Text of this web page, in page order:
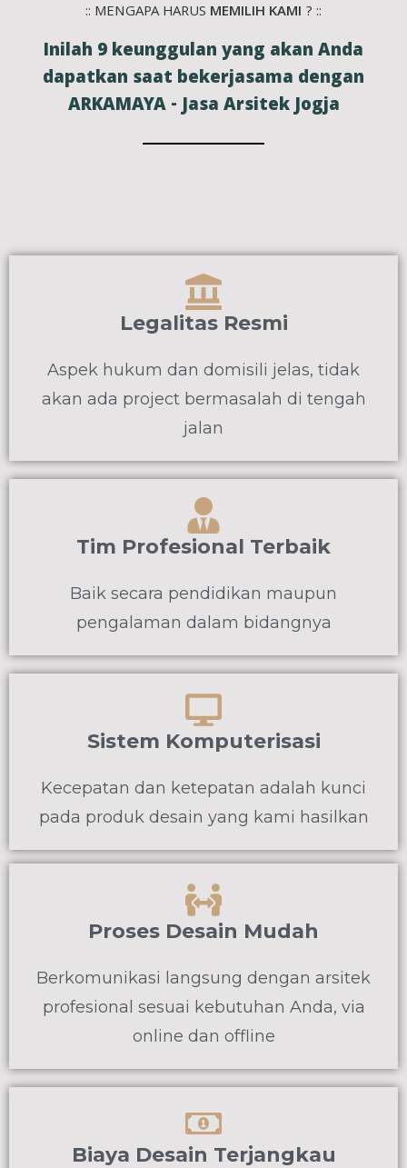
:: MENGAPA HARUS MEMILIH KAMI ? ::
Inilah 9 keunggulan yang akan Anda
dapatkan saat bekerjasama dengan
ARKAMAYA - Jasa Arsitek Jogja
Legalitas Resmi
Aspek hukum dan domisili jelas, tidak
akan ada project bermasalah di tengah
jalan
Tim Profesional Terbaik
Baik secara pendidikan maupun
pengalaman dalam bidangnya
Sistem Komputerisasi
Kecepatan dan ketepatan adalah kunci
pada produk desain yang kami hasilkan
Proses Desain Mudah
Berkomunikasi langsung dengan arsitek
profesional sesuai kebutuhan Anda, via
online dan offline
Biaya Desain Terjangkau